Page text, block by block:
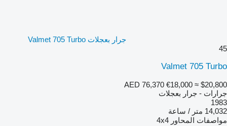
جرار بعجلات Valmet 705 Turbo
45
Valmet 705 Turbo
AED 76,370 €18,000 ≈ $20,800
جرارات - جرار بعجلات
1983
14,032 متر / ساعة
مواصفات المحاور 4x4